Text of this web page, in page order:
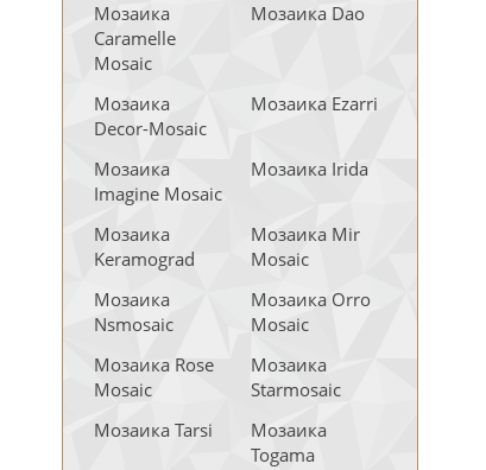
Мозаика
Caramelle
Mosaic
Мозаика Dao
Мозаика
Decor-Mosaic
Мозаика Ezarri
Мозаика
Imagine Mosaic
Мозаика Irida
Мозаика
Keramograd
Мозаика Mir
Mosaic
Мозаика
Nsmosaic
Мозаика Orro
Mosaic
Мозаика Rose
Mosaic
Мозаика
Starmosaic
Мозаика Tarsi
Мозаика
Togama